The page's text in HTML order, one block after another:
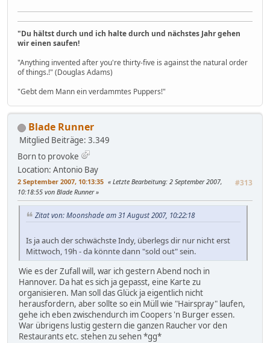
"Du hältst durch und ich halte durch und nächstes Jahr gehen
wir einen saufen!
"Anything invented after you're thirty-five is against the natural order
of things.!" (Douglas Adams)
"Gebt dem Mann ein verdammtes Puppers!"
Blade Runner
Mitglied Beiträge: 3.349
Born to provoke
Location: Antonio Bay
2 September 2007, 10:13:35 #313
Letzte Bearbeitung: 2 September 2007,
10:18:55 von Blade Runner
Zitat von: Moonshade am 31 August 2007, 10:22:18
Is ja auch der schwächste Indy, überlegs dir nur nicht erst
Mittwoch, 19h - da könnte dann "sold out" sein.
Wie es der Zufall will, war ich gestern Abend noch in
Hannover. Da hat es sich ja gepasst, eine Karte zu
organisieren. Man soll das Glück ja eigentlich nicht
herausfordern, aber sollte so ein Müll wie "Hairspray" laufen,
gehe ich eben zwischendurch im Coopers 'n Burger essen.
War übrigens lustig gestern die ganzen Raucher vor den
Restaurants etc. stehen zu sehen *gg*